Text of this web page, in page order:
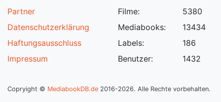
Partner
Datenschutzerklärung
Haftungsausschluss
Impressum
Filme:
Mediabooks:
Labels:
Benutzer:
5380
13434
186
1432
Copryight © MediabookDB.de 2016-2026. Alle Rechte vorbehalten.